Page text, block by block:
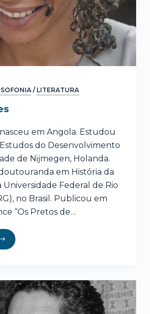
/ LITERATURA
em Angola. Estudou
do Desenvolvimento
de Nijmegen, Holanda.
em História da
Universidade Federal de Rio
no Brasil. Publicou em
“Os Pretos de…